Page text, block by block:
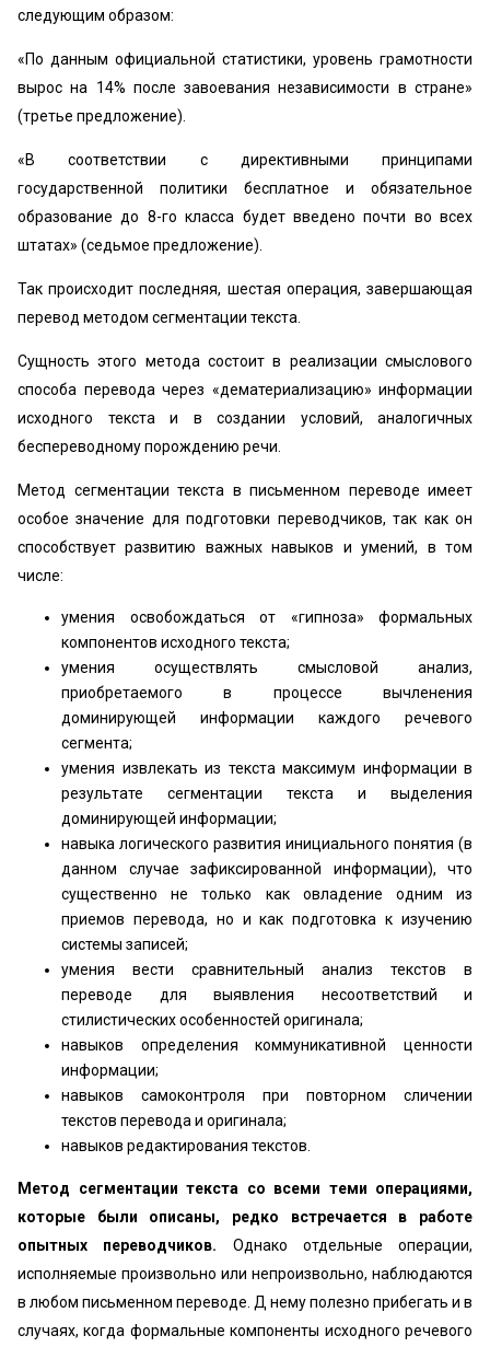
следующим образом:
«По данным официальной статистики, уровень грамотности
вырос на 14% после завоевания независимости в стране»
(третье предложение).
«В соответствии с директивными принципами
государственной политики бесплатное и обязательное
образование до 8-го класса будет введено почти во всех
штатах» (седьмое предложение).
Так происходит последняя, шестая операция, завершающая
перевод методом сегментации текста.
Сущность этого метода состоит в реализации смыслового
способа перевода через «дематериализацию» информации
исходного текста и в создании условий, аналогичных
беспереводному порождению речи.
Метод сегментации текста в письменном переводе имеет
особое значение для подготовки переводчиков, так как он
способствует развитию важных навыков и умений, в том
числе:
умения освобождаться от «гипноза» формальных
компонентов исходного текста;
умения осуществлять смысловой анализ,
приобретаемого в процессе вычленения
доминирующей информации каждого речевого
сегмента;
умения извлекать из текста максимум информации в
результате сегментации текста и выделения
доминирующей информации;
навыка логического развития инициального понятия (в
данном случае зафиксированной информации), что
существенно не только как овладение одним из
приемов перевода, но и как подготовка к изучению
системы записей;
умения вести сравнительный анализ текстов в
переводе для выявления несоответствий и
стилистических особенностей оригинала;
навыков определения коммуникативной ценности
информации;
навыков самоконтроля при повторном сличении
текстов перевода и оригинала;
навыков редактирования текстов.
Метод сегментации текста со всеми теми операциями,
которые были описаны, редко встречается в работе
опытных переводчиков. Однако отдельные операции,
исполняемые произвольно или непроизвольно, наблюдаются
в любом письменном переводе. Д нему полезно прибегать и в
случаях, когда формальные компоненты исходного речевого